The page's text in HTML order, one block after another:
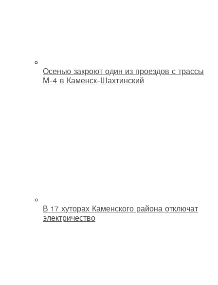
Осенью закроют один из проездов с трассы
М-4 в Каменск-Шахтинский
В 17 хуторах Каменского района отключат
электричество